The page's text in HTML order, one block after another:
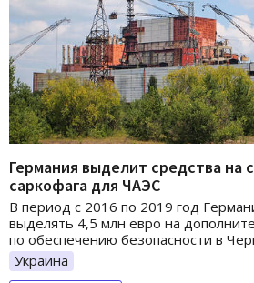
Германия выделит средства на
саркофага для ЧАЭС
В период с 2016 по 2019 год
выделять 4,5 млн евро на
по обеспечению безопасности в
Украина